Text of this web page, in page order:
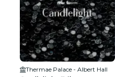
Thermae Palace - Albert Hall